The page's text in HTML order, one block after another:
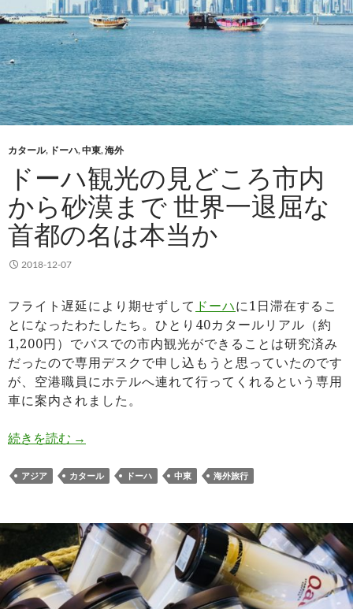
カタール, ドーハ,中東,海外
ドーハ観光の見どころ市内
から砂漠まで 世界一退屈な
首都の名は本当か
2018-12-07
フライト遅延により期せずして ドーハに1日滞在するこ
とになったわたしたち。ひとり40カタールリアル（約
1,200円）でバスでの市内観光ができることは研究済み
だったので専用デスクで申し込もうと思っていたのです
が、空港職員にホテルへ連れて行ってくれるという専用
車に案内されました。
続きを読む ドーハ観光の見どころ市内から砂漠まで 世界一
→
アジア カタール ドーハ 中東 海外旅行